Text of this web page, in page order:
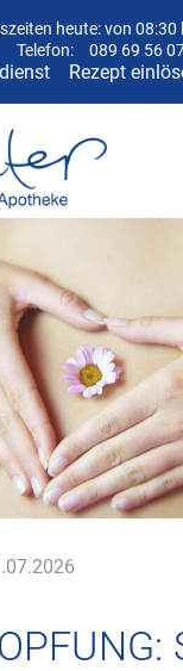
heute: von 08:30
Telefon:
089 69 56
Rezept